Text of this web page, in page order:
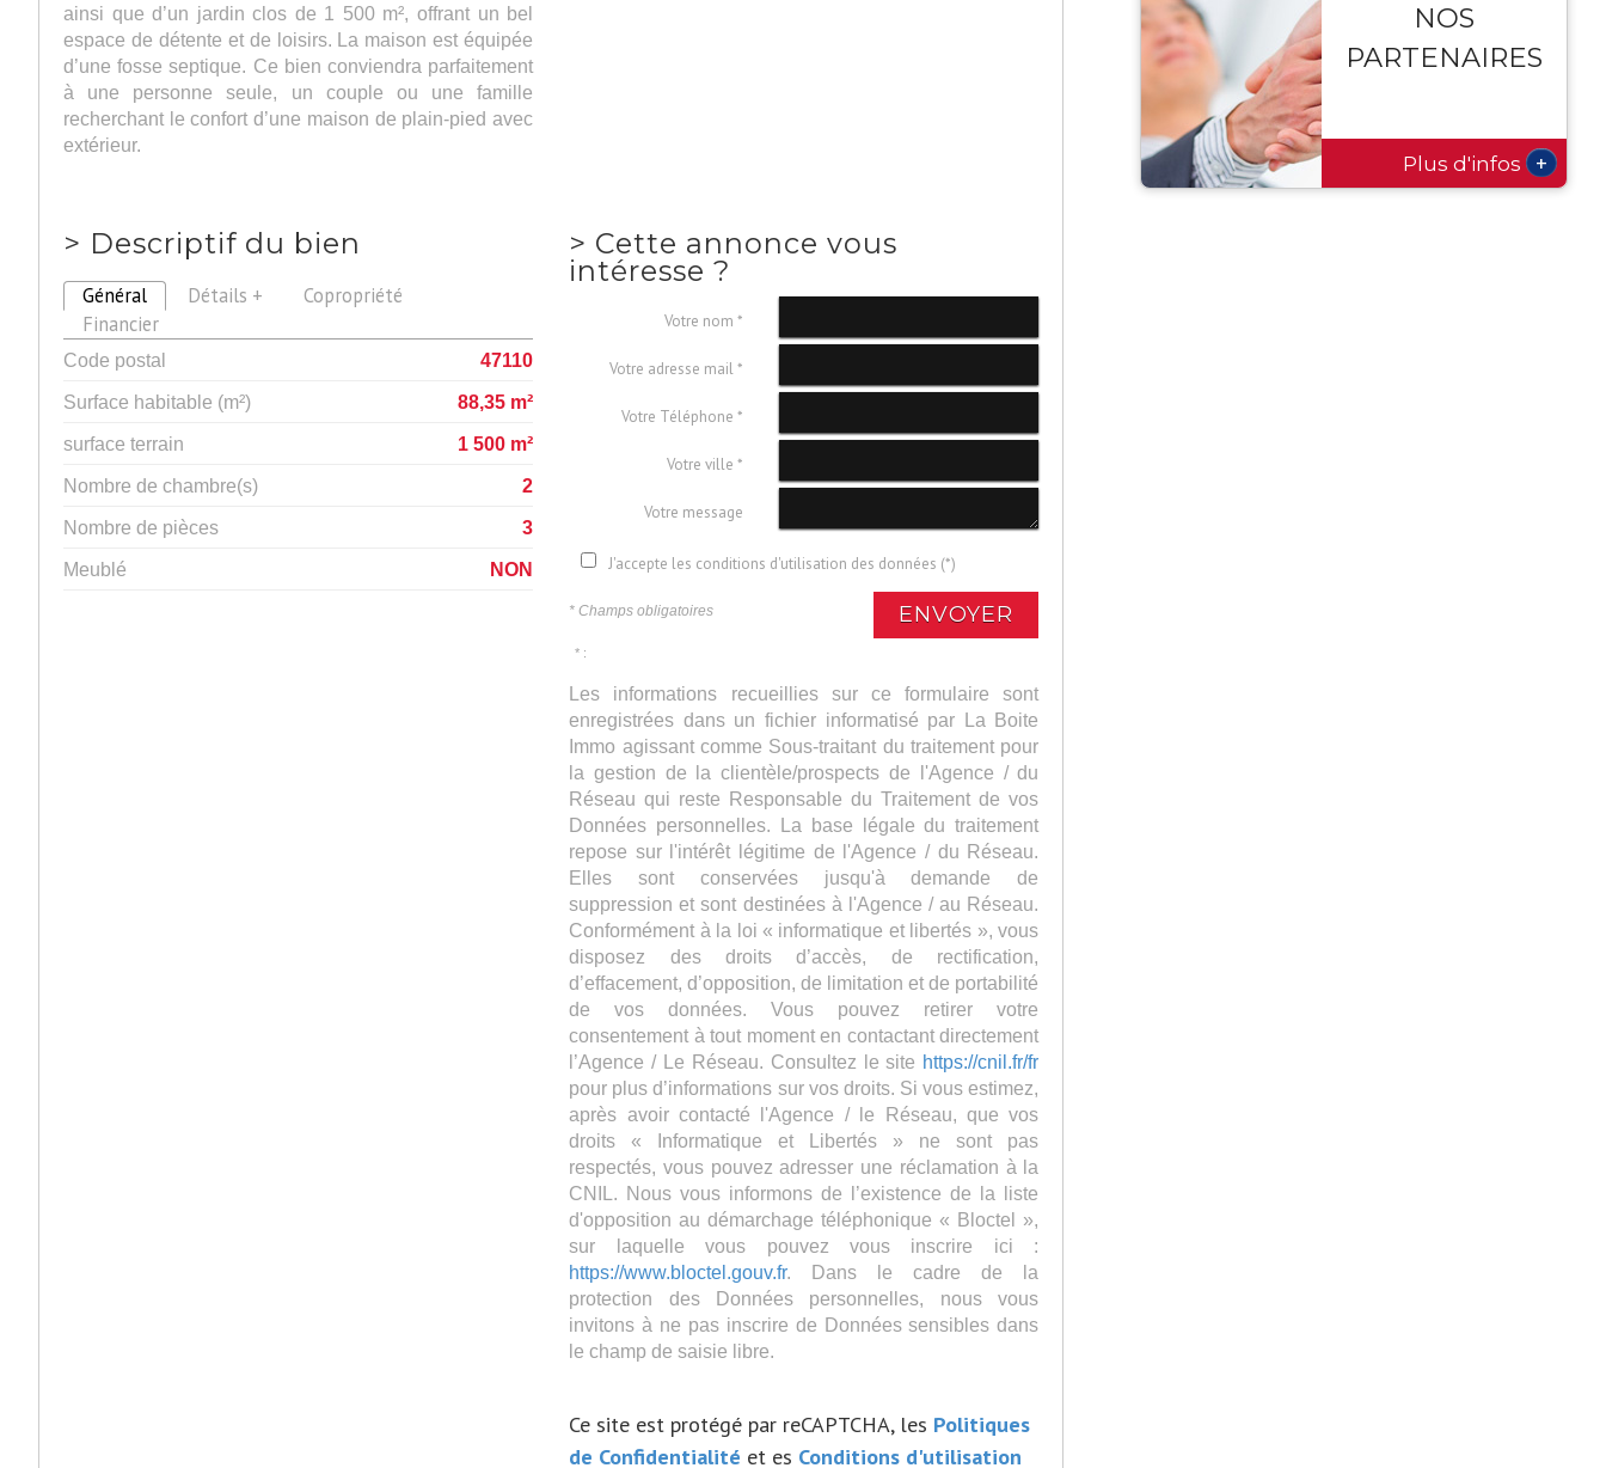
ainsi que d’un jardin clos de 1 500 m², offrant un bel
espace de détente et de loisirs. La maison est équipée
d’une fosse septique. Ce bien conviendra parfaitement
à une personne seule, un couple ou une famille
recherchant le confort d’une maison de plain-pied avec
extérieur.
> Descriptif du bien
Général Détails +
Copropriété
Financier
Code postal
47110
Surface habitable (m²)
88,35 m²
surface terrain
1 500 m²
Nombre de chambre(s)
2
Nombre de pièces
3
Meublé
NON
> Cette annonce vous
intéresse ?
Votre nom *
Votre adresse mail *
Votre Téléphone *
Votre ville *
Votre message
J'accepte les conditions d'utilisation des données (*)
* Champs obligatoires ENVOYER
* :
Les informations recueillies sur ce formulaire sont
enregistrées dans un fichier informatisé par La Boite
Immo agissant comme Sous-traitant du traitement pour
la gestion de la clientèle/prospects de l'Agence / du
Réseau qui reste Responsable du Traitement de vos
Données personnelles. La base légale du traitement
repose sur l'intérêt légitime de l'Agence / du Réseau.
Elles sont conservées jusqu'à demande de
suppression et sont destinées à l'Agence / au Réseau.
Conformément à la loi « informatique et libertés », vous
disposez des droits d’accès, de rectification,
d’effacement, d’opposition, de limitation et de portabilité
de vos données. Vous pouvez retirer votre
consentement à tout moment en contactant directement
l’Agence / Le Réseau. Consultez le site https://cnil.fr/fr
pour plus d’informations sur vos droits. Si vous estimez,
après avoir contacté l'Agence / le Réseau, que vos
droits « Informatique et Libertés » ne sont pas
respectés, vous pouvez adresser une réclamation à la
CNIL. Nous vous informons de l’existence de la liste
d'opposition au démarchage téléphonique « Bloctel »,
sur laquelle vous pouvez vous inscrire ici :
https://www.bloctel.gouv.fr. Dans le cadre de la
protection des Données personnelles, nous vous
invitons à ne pas inscrire de Données sensibles dans
le champ de saisie libre.
Ce site est protégé par reCAPTCHA, les Politiques
de Confidentialité et es Conditions d'utilisation
NOS
PARTENAIRES
Plus d'infos +